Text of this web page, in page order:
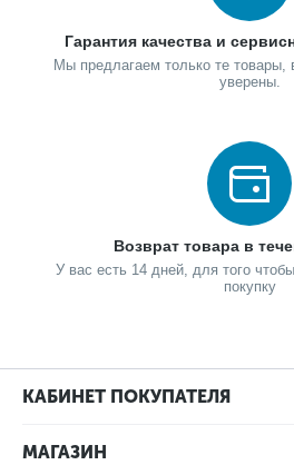
Гарантия качества и
Мы предлагаем только те товары,
уверены.
Возврат товара в
У вас есть 14 дней, для того
покупку
КАБИНЕТ ПОКУПАТЕЛЯ
МАГАЗИН